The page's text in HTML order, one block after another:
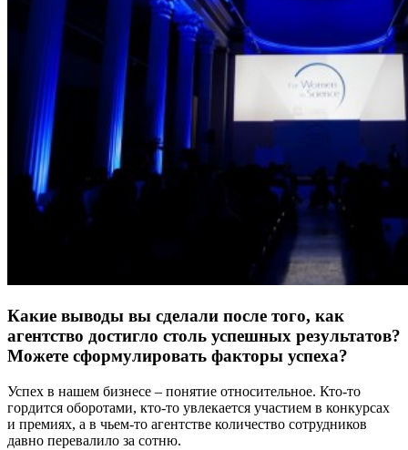
Какие выводы вы сделали после того, как
агентство достигло столь успешных результатов?
Можете сформулировать факторы успеха?
Успех в нашем бизнесе – понятие относительное. Кто-то
гордится оборотами, кто-то увлекается участием в конкурсах
и премиях, а в чьем-то агентстве количество сотрудников
давно перевалило за сотню.